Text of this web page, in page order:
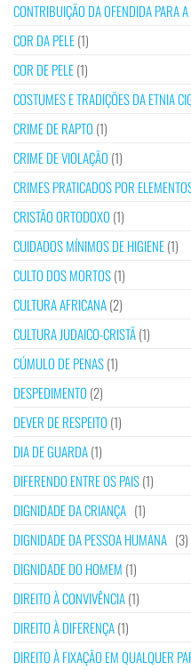
CONTRIBUIÇÃO DA OFENDIDA PARA
COR DA PELE(1)
COR DE PELE(1)
COSTUMES E TRADIÇÕES DA ETNIA
CRIME DE RAPTO (1)
CRIME DE VIOLAÇÃO (1)
CRIMES PRATICADOS POR
CRISTÃO ORTODOXO (1)
CUIDADOS MÍNIMOS DE HIGIENE(1)
CULTO DOS MORTOS(1)
CULTURA AFRICANA(2)
CULTURA JUDAICO-CRISTÃ(1)
CÚMULO DE PENAS(1)
DESPEDIMENTO (2)
DEVER DE RESPEITO (1)
DIA DE GUARDA(1)
DIFERENDO ENTRE OS PAIS(1)
DIGNIDADE DA CRIANÇA (1)
DIGNIDADE DA PESSOA HUMANA (3)
DIGNIDADE DO HOMEM (1)
DIREITO À CONVIVÊNCIA(1)
DIREITO À DIFERENÇA(1)
DIREITO À FIXAÇÃO EM QUALQUER